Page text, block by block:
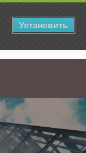
Установить
день "Спасибо"